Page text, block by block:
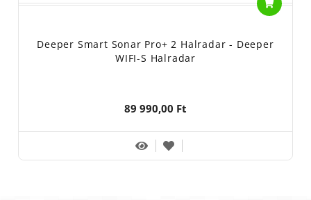
Deeper Smart Sonar Pro+ 2 Halradar - Deeper
WIFI-S Halradar
89 990,00 Ft